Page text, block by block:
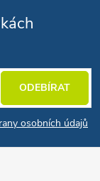
osobních údajů
ODEBÍRAT